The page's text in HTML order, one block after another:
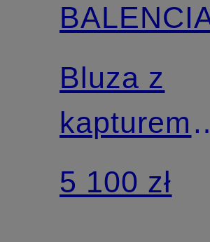
Bluza z
kapturem
oversize z
5 100 zł